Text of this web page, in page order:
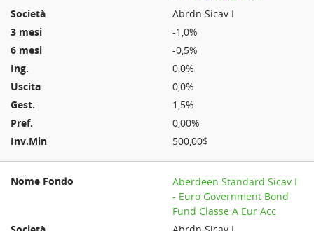
Abrdn Sicav I
-1,0%
-0,5%
0,0%
0,0%
1,5%
0,00%
500,00$
Aberdeen Standard Sicav I
- Euro Government Bond
Fund Classe A Eur Acc